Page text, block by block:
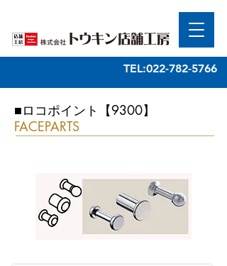
TEL:022-782-5766
■ロコポイント【9300】
FACEPARTS